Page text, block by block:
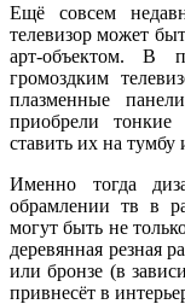
Ещё совсем
телевизор может
арт-объектом. В
громоздким
плазменные
приобрели тонкие
ставить их на тумбу
Именно тогда
обрамлении тв в
могут быть не
деревянная резная
или бронзе (в
привнесёт в